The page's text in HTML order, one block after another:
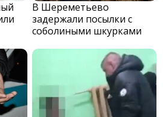
В Шереметьево
задержали посылки с
соболиными шкурками